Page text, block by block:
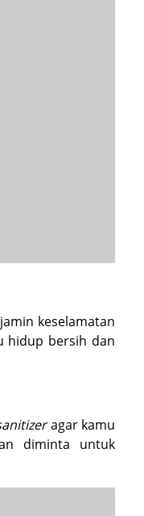
keselamatan
hidup bersih dan
agar kamu
diminta untuk